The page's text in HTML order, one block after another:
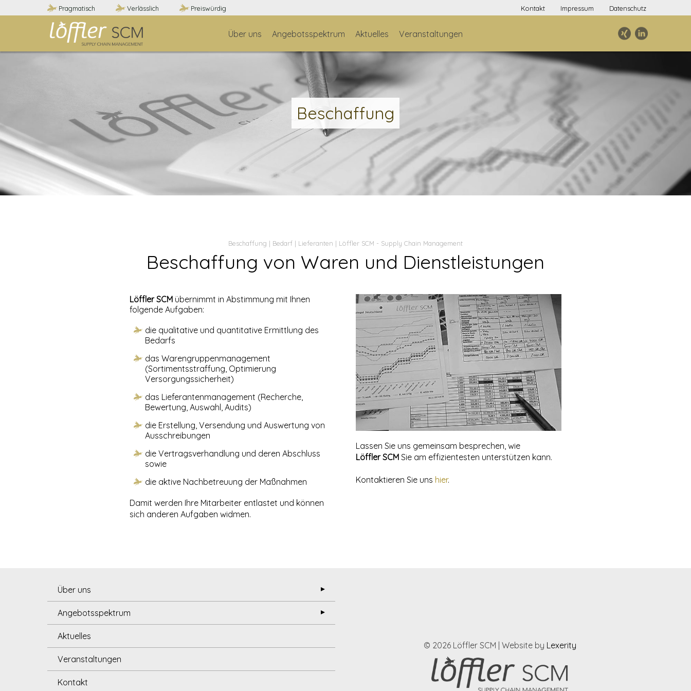
Pragmatisch Verlässlich Preiswürdig Kontakt Impressum Datenschutz
Über uns Angebotsspektrum Aktuelles Veranstaltungen
Beschaffung
Beschaffung | Bedarf | Lieferanten | Löffler SCM - Supply Chain Management
Beschaffung von Waren und Dienstleistungen
Löffler SCM übernimmt in Abstimmung mit Ihnen
folgende Aufgaben:
die qualitative und quantitative Ermittlung des
Bedarfs
das Warengruppenmanagement
(Sortimentsstraffung, Optimierung
Versorgungssicherheit)
das Lieferantenmanagement (Recherche,
Bewertung, Auswahl, Audits)
die Erstellung, Versendung und Auswertung von
Ausschreibungen
die Vertragsverhandlung und deren Abschluss
sowie
die aktive Nachbetreuung der Maßnahmen
Damit werden Ihre Mitarbeiter entlastet und können
sich anderen Aufgaben widmen.
Lassen Sie uns gemeinsam besprechen, wie
Löffler SCM Sie am effizientesten unterstützen kann.
Kontaktieren Sie uns hier.
Über uns
Leitsätze
Partner
Inhaber
Angebotsspektrum
Beschaffung
Material & Verpackung
Prozess-Optimierung
Aktuelles
Veranstaltungen
Kontakt
© 2026 Löffler SCM | Website by Lexerity